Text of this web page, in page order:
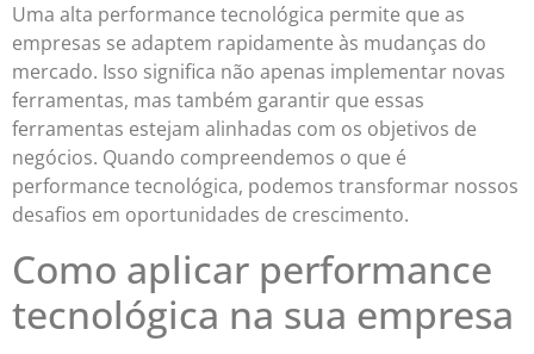
Uma alta performance tecnológica permite que as
empresas se adaptem rapidamente às mudanças do
mercado. Isso significa não apenas implementar novas
ferramentas, mas também garantir que essas
ferramentas estejam alinhadas com os objetivos de
negócios. Quando compreendemos o que é
performance tecnológica, podemos transformar nossos
desafios em oportunidades de crescimento.
Como aplicar performance
tecnológica na sua empresa